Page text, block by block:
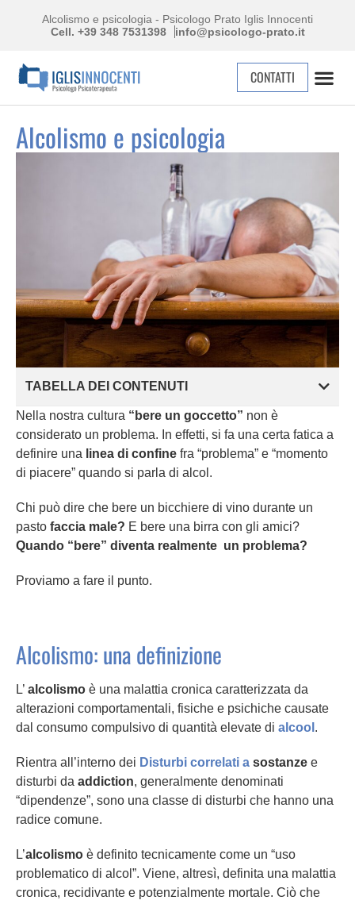
Alcolismo e psicologia - Psicologo Prato Iglis Innocenti
Cell. +39 348 7531398
info@psicologo-prato.it
CONTATTI
Alcolismo e psicologia
TABELLA DEI CONTENUTI
Nella nostra cultura “bere un goccetto” non è
considerato un problema. In effetti, si fa una certa fatica a
definire una linea di confine fra “problema” e “momento
di piacere” quando si parla di alcol.
Chi può dire che bere un bicchiere di vino durante un
pasto faccia male? E bere una birra con gli amici?
Quando “bere” diventa realmente un problema?
Proviamo a fare il punto.
Alcolismo: una definizione
L’ alcolismo è una malattia cronica caratterizzata da
alterazioni comportamentali, fisiche e psichiche causate
dal consumo compulsivo di quantità elevate di alcool .
Rientra all’interno dei Disturbi correlati a sostanze e
disturbi da addiction, generalmente denominati
“dipendenze”, sono una classe di disturbi che hanno una
radice comune.
L’alcolismo è definito tecnicamente come un “uso
problematico di alcol”. Viene, altresì, definita una malattia
cronica, recidivante e potenzialmente mortale. Ciò che